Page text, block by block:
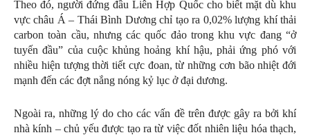
Theo đó, người đứng đầu Liên Hợp Quốc cho biết mặt dù khu
vực châu Á – Thái Bình Dương chỉ tạo ra 0,02% lượng khí thải
carbon toàn cầu, nhưng các quốc đảo trong khu vực đang “ở
tuyến đầu” của cuộc khủng hoảng khí hậu, phải ứng phó với
nhiều hiện tượng thời tiết cực đoan, từ những cơn bão nhiệt đới
mạnh đến các đợt nắng nóng kỷ lục ở đại dương.
Ngoài ra, những lý do cho các vấn đề trên được gây ra bởi khí
nhà kính – chủ yếu được tạo ra từ việc đốt nhiên liệu hóa thạch,